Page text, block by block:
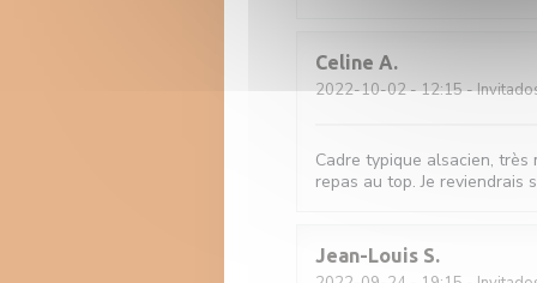
Celine A
2022-10-02- 12:15 -
Cadre typique alsacien, très
repas au top. Je reviendrais
Jean-Louis S